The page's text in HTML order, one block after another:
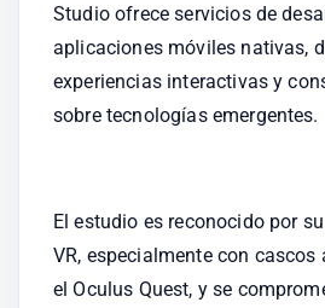
Studio ofrece servicios de
aplicaciones móviles nativas,
experiencias interactivas y
sobre tecnologías emergentes.
El estudio es reconocido por
VR, especialmente con
el Oculus Quest, y se